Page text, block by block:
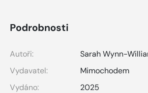
Podrobnosti
Autoři:
Sarah Wynn-
Vydavatel:
Mimochodem
Vydáno:
2025